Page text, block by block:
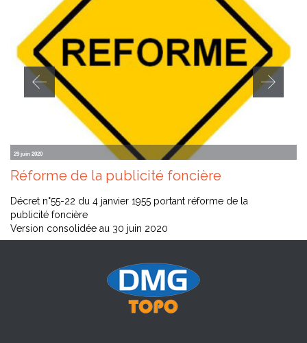
29 juin 2020
Réforme de la publicité foncière
Décret n°55-22 du 4 janvier 1955 portant réforme de la
publicité foncière
Version consolidée au 30 juin 2020